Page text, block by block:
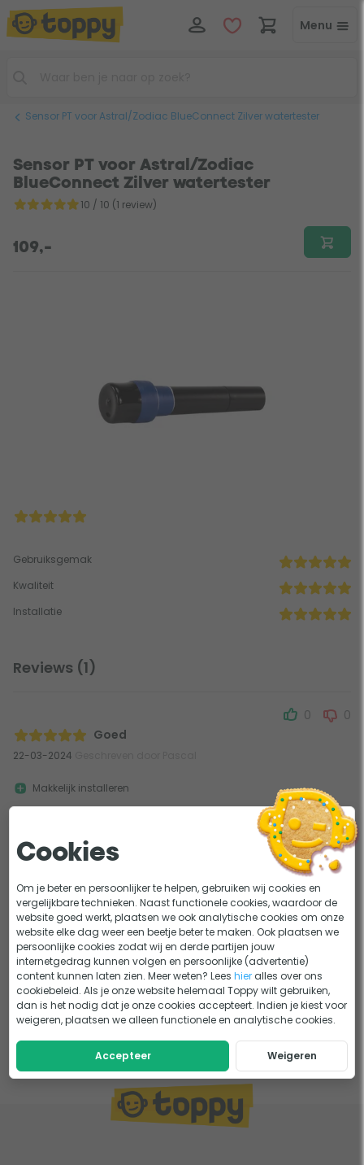
Menu
Sensor PT voor Astral/Zodiac BlueConnect Zilver watertester
Sensor PT voor Astral/Zodiac
BlueConnect Zilver watertester
10 / 10 (1 review)
109,-
Gebruiksgemak
Kwaliteit
Installatie
Reviews (1)
Goed
22-03-2024
0 0
Makkelijk installeren
Cookies
Om je beter en persoonlijker te helpen, gebruiken wij cookies en
vergelijkbare technieken. Naast functionele cookies, waardoor de
website goed werkt, plaatsen we ook analytische cookies om onze
website elke dag weer een beetje beter te maken. Ook plaatsen we
persoonlijke cookies zodat wij en derde partijen jouw
internetgedrag kunnen volgen en persoonlijke (advertentie)
content kunnen laten zien. Meer weten? Leeshier alles over ons
cookiebeleid. Als je onze website helemaal Toppy wilt gebruiken,
dan is het nodig dat je onze cookies accepteert. Indien je kiest voor
weigeren, plaatsen we alleen functionele en analytische cookies.
Accepteer Weigeren